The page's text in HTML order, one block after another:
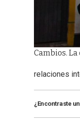
Cambios.
relaciones
¿Encontraste